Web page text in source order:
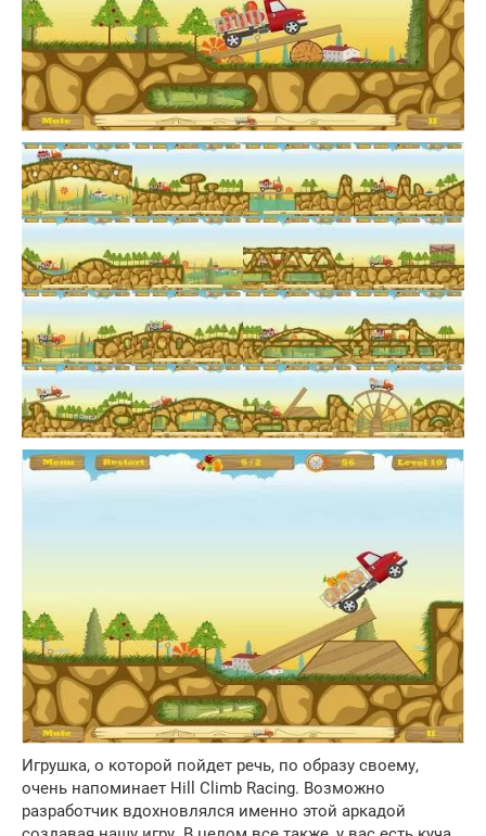
Игрушка, о которой пойдет речь, по образу своему,
очень напоминает Hill Climb Racing. Возможно
разработчик вдохновлялся именно этой аркадой